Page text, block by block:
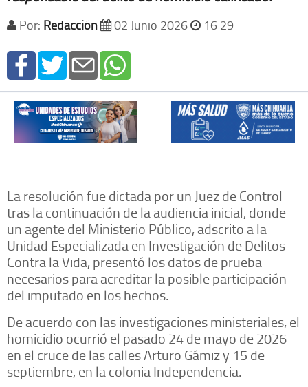
Por: Redacción 02 Junio 2026 16 29
La resolución fue dictada por un Juez de Control
tras la continuación de la audiencia inicial, donde
un agente del Ministerio Público, adscrito a la
Unidad Especializada en Investigación de Delitos
Contra la Vida, presentó los datos de prueba
necesarios para acreditar la posible participación
del imputado en los hechos.
De acuerdo con las investigaciones ministeriales, el
homicidio ocurrió el pasado 24 de mayo de 2026
en el cruce de las calles Arturo Gámiz y 15 de
septiembre, en la colonia Independencia.